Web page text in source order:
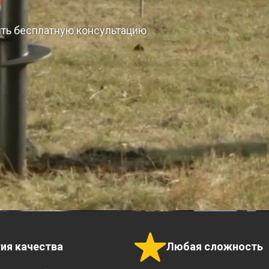
бесплатную консультацию
качества Любая сложность